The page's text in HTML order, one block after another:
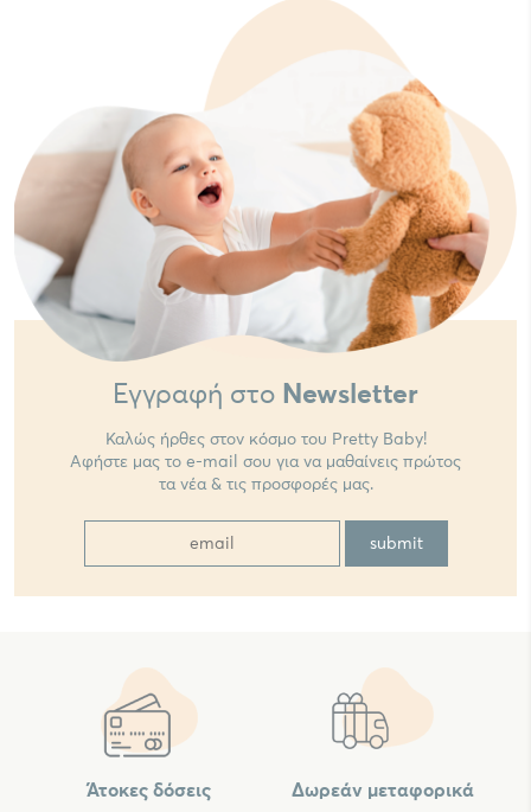
Εγγραφή στο Newsletter
Καλώς ήρθες στον κόσμο του Pretty Baby!
Αφήστε μας το e-mail σου για να μαθαίνεις πρώτος
τα νέα & τις προσφορές μας.
Άτοκες δόσεις Δωρεάν μεταφορικά